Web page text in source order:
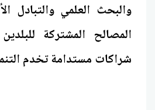
والبحث العلمي والتبادل
المصالح المشتركة
شراكات مستدامة تخدم